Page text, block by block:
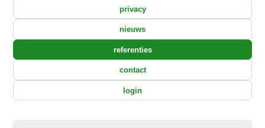
privacy
nieuws
referenties
contact
login